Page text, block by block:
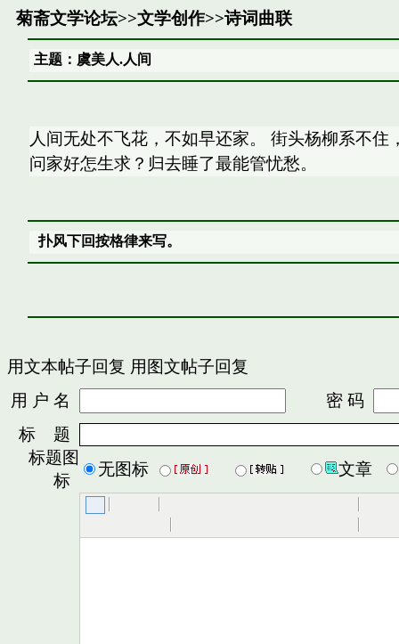
菊斋文学论坛>>文学创作>>诗词曲联
主题：虞美人.人间
人间无处不飞花，不如早还家。 街头杨柳系不
问家好怎生求？归去睡了最能管忧愁。
扑风下回按格律来写。
用文本帖子回复 用图文帖子回复
用 户 名
密 码
标 题
标题图
标
无图标 文章